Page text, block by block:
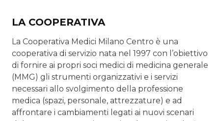
LA COOPERATIVA
La Cooperativa Medici Milano Centro è una
cooperati­va di servizio nata nel 1997 con l’obiettivo
di fornire ai propri soci medici di medicina generale
(MMG) gli stru­menti organizzativi e i servizi
necessari allo svolgimento della professione
medica (spazi, personale, attrezzature) e ad
affrontare i cambiamenti legati ai nuovi scenari